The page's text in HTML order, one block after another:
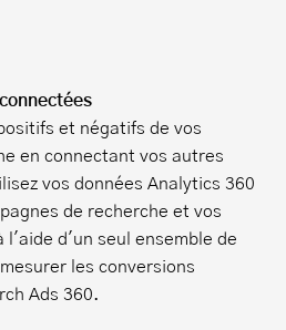
et négatifs de vos
en connectant vos autres
vos données Analytics 360
de recherche et vos
d'un seul ensemble de
les conversions
Ads 360.